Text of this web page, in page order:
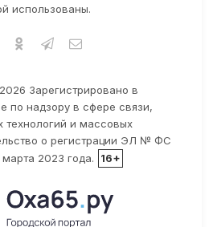
использованы.
Зарегистрировано в
по надзору в сфере связи,
технологий и массовых
о регистрации ЭЛ № ФС
2023 года.
16+